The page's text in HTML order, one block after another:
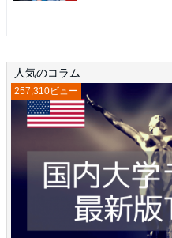
人気のコラム
257,310ビュー